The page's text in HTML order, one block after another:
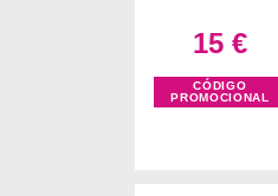
15 €
CÓDIGO
PROMOCIONAL